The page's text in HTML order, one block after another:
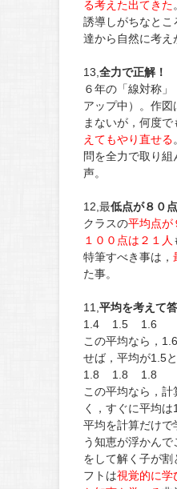
る考えた出てきた。
誘導しがちなとこ
達から自然に考え
13, 全力で正解！
６年の「線対称
アップ中）。作
まないが，何度で
えてもやり直せる
問を全力で取り
声。
12,最低点が８０
クラスの平均点が
１００点は２１人
特筆すべき事は，
た事。
11, 平均を考えて
1.4 1.5 1.6
この平均なら，
せば，平均が1.5と
1.8 1.8 1.8
この平均なら，
く，すぐに平均は
平均を計算だけで
う知恵が浮かん
をして解く子が割
フトは視覚的に学